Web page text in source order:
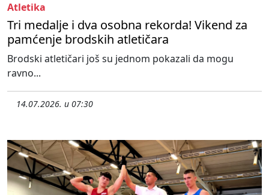
Atletika
Tri medalje i dva osobna rekorda! Vikend za
pamćenje brodskih atletičara
Brodski atletičari još su jednom pokazali da mogu
ravno...
14.07.2026. u 07:30